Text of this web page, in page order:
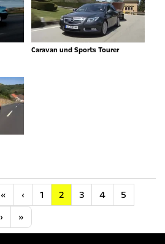
Caravan und Sports Tourer
« Anfang
‹ Vorherige
1 2 3 4
5
›Nächste
»